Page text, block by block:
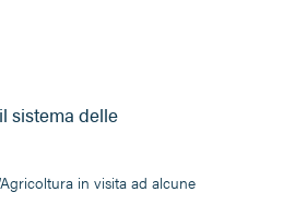
sistema delle
in visita ad alcune